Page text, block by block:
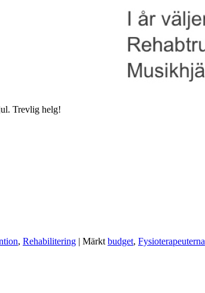
Trevlig helg!
, Rehabilitering | Märkt budget, Fysioterapeuterna